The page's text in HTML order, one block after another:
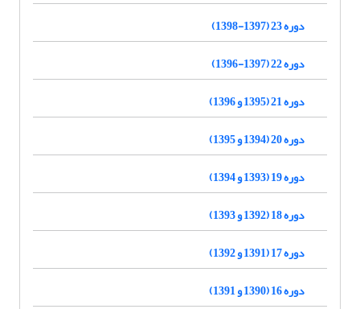
دوره 23 (1397-1398)
دوره 22 (1397-1396)
دوره 21 (1395 و 1396)
دوره 20 (1394 و 1395)
دوره 19 (1393 و 1394)
دوره 18 (1392 و 1393)
دوره 17 (1391 و 1392)
دوره 16 (1390 و 1391)